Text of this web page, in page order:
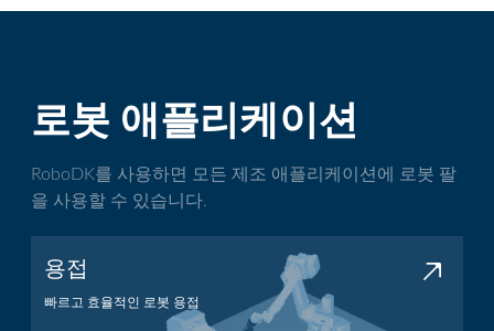
로봇 애플리케이션
RoboDK를 사용하면 모든 제조 애플리케이션에 로봇 팔
을 사용할 수 있습니다.
용접
빠르고 효율적인 로봇 용접